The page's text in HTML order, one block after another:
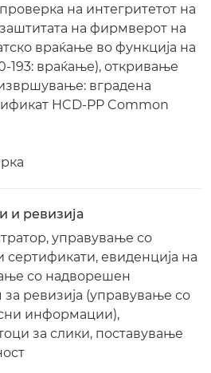
на интегритетот на
на фирмверот на
враќање во функција на
193: враќање), откривање
вградена
HCD-PP Common
и ревизија
управување со
сертификати, евиденција на
со надворешен
ревизија (управување со
информации),
за слики, поставување